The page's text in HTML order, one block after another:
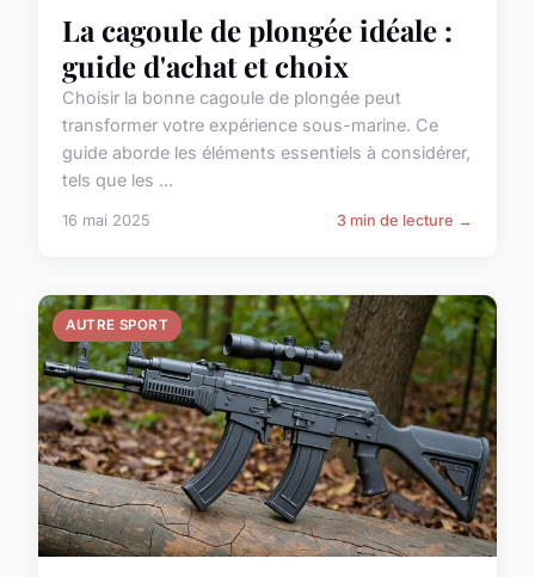
La cagoule de plongée idéale :
guide d'achat et choix
Choisir la bonne cagoule de plongée peut
transformer votre expérience sous-marine. Ce
guide aborde les éléments essentiels à considérer,
tels que les ...
16 mai 2025 3 min de lecture →
AUTRE SPORT